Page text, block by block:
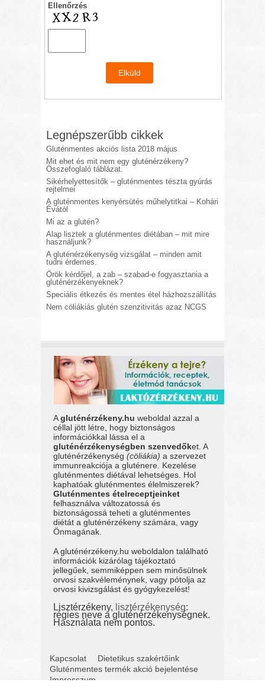
Ellenőrzés
Legnépszerűbb cikkek
Gluténmentes akciós lista 2018 május
Mit ehet és mit nem egy gluténérzékeny?
Összefoglaló táblázat.
Sikérhelyettesítők – gluténmentes tészta gyúrás
rejtelmei
A gluténmentes kenyérsütés műhelytitkai – Kohári
Évától
Mi az a glutén?
Alap lisztek a gluténmentes diétában – mit mire
használjunk?
A gluténérzékenység vizsgálat – minden amit
tudni érdemes.
Örök kérdőjel, a zab – szabad-e fogyasztania a
gluténérzékenyeknek?
Speciális étkezés és mentes étel házhozszállítás
Nem cöliákiás glutén szenzitivitás azaz NCGS
Agluténérzékeny.hu weboldal azzal a
céllal jött létre, hogy biztonságos
információkkal lássa el a
gluténérzékenységben szenvedőket. A
gluténérzékenység(cöliákia) a szervezet
immunreakciója a gluténere. Kezelése
gluténmentes diétával lehetséges. Hol
kaphatóak gluténmentes élelmiszerek?
Gluténmentes ételreceptjeinket
felhasználva változatossá és
biztonságossá teheti a gluténmentes
diétát a gluténérzékeny számára, vagy
Önmagának.
A gluténérzékeny.hu weboldalon található
információk kizárólag tájékoztató
jellegűek, semmiképpen sem minősülnek
orvosi szakvéleménynek, vagy pótolja az
orvosi kivizsgálást és gyógykezelést!
Lisztérzékeny, lisztérzékenység:
régies neve a gluténérzékenységnek.
Használata nem pontos.
Kapcsolat
Dietetikus szakértőink
Gluténmentes termék akció bejelentése
Impresszum